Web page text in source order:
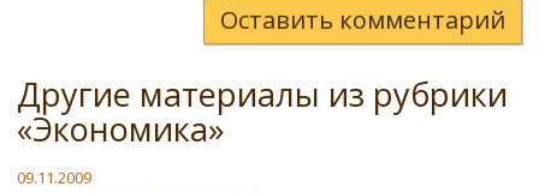
Оставить комментарий
Другие материалы из рубрики
«Экономика»
09.11.2009